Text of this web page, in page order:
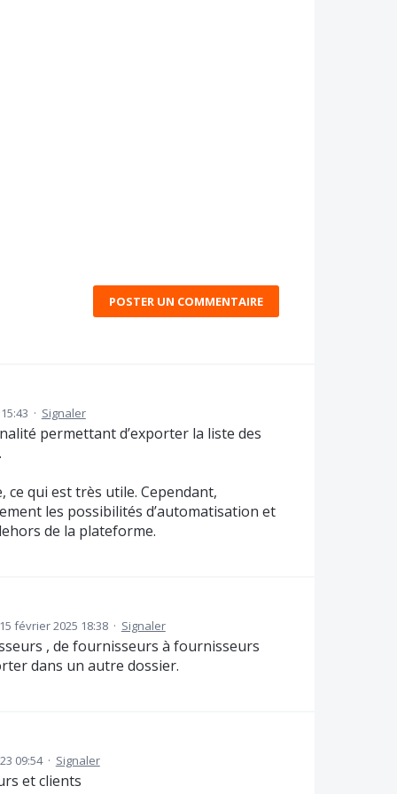
POSTER UN COMMENTAIRE
· Signaler
permettant d’exporter la liste des
ce qui est très utile. Cependant,
les possibilités d’automatisation et
de la plateforme.
février 2025 18:38 · Signaler
, de fournisseurs à fournisseurs
dans un autre dossier.
09:54 · Signaler
et clients